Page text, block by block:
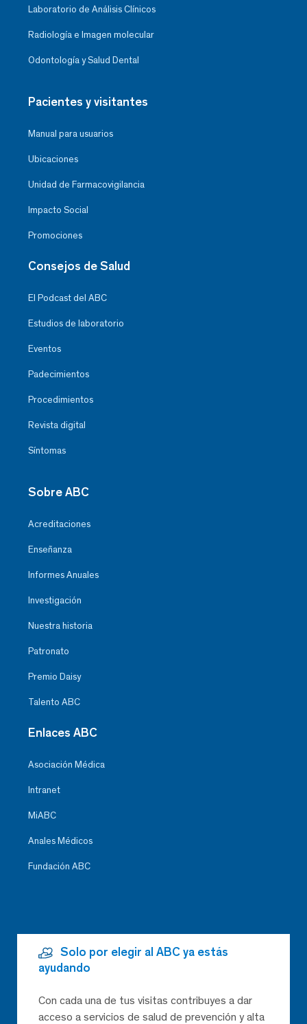
Laboratorio de Análisis Clínicos
Radiología e Imagen molecular
Odontología y Salud Dental
Pacientes y visitantes
Manual para usuarios
Ubicaciones
Unidad de Farmacovigilancia
Impacto Social
Promociones
Consejos de Salud
El Podcast del ABC
Estudios de laboratorio
Eventos
Padecimientos
Procedimientos
Revista digital
Síntomas
Sobre ABC
Acreditaciones
Enseñanza
Informes Anuales
Investigación
Nuestra historia
Patronato
Premio Daisy
Talento ABC
Enlaces ABC
Asociación Médica
Intranet
MiABC
Anales Médicos
Fundación ABC
Solo por elegir al ABC ya estás
ayudando
Con cada una de tus visitas contribuyes a dar
acceso a servicios de salud de prevención y alta